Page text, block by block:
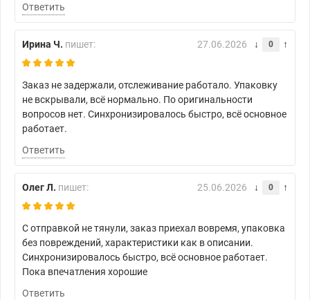
Ответить
Ирина Ч. пишет: 27.06.2026 0
Заказ не задержали, отслеживание работало. Упаковку
не вскрывали, всё нормально. По оригинальности
вопросов нет. Синхронизировалось быстро, всё основное
работает.
Ответить
Олег Л. пишет: 25.06.2026 0
С отправкой не тянули, заказ приехал вовремя, упаковка
без повреждений, характеристики как в описании.
Синхронизировалось быстро, всё основное работает.
Пока впечатления хорошие
Ответить